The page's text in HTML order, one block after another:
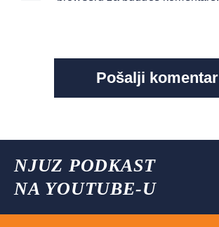
NJUZ PODKAST
NA YOUTUBE-U